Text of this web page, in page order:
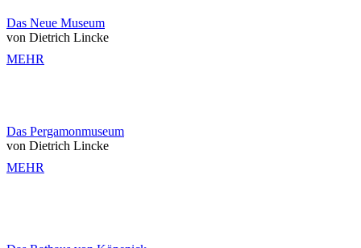
Das Neue Museum
von Dietrich Lincke
MEHR
Das Pergamonmuseum
von Dietrich Lincke
MEHR